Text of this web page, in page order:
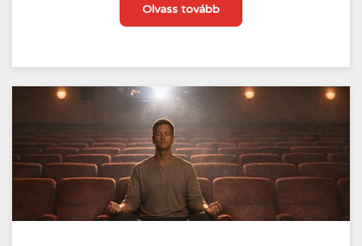
Olvass továbbA
stressz
nem
—
megtanuljuk